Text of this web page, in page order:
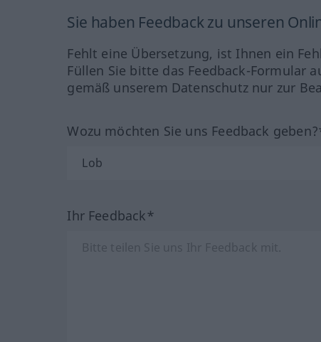
Sie haben Feedback zu unseren
Fehlt eine Übersetzung, ist Ihnen ein
Füllen Sie bitte das Feedback-Formular
gemäß unserem Datenschutz nur zur
Wozu möchten Sie uns Feedback
Ihr Feedback*